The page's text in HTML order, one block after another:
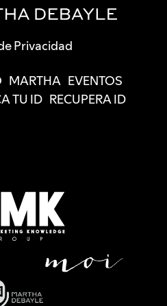
Privacidad
MARTHA EVENTOS
TU ID RECUPERA ID